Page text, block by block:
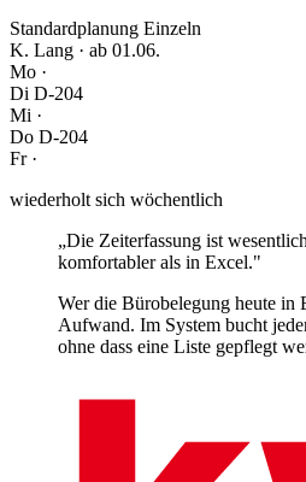
Standardplanung Einzeln
K. Lang · ab 01.06.
Mo ·
Di D-204
Mi ·
Do D-204
Fr ·
wiederholt sich wöchentlich
„Die Zeiterfassung ist
komfortabler als in Excel."
Wer die Bürobelegung heute in
Aufwand. Im System bucht
ohne dass eine Liste gepflegt